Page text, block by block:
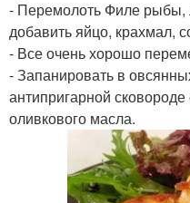
- Перемолоть Филе рыбы,
добавить яйцо, крахмал,
- Все очень хорошо
- Запанировать в
антипригарной
оливкового масла.